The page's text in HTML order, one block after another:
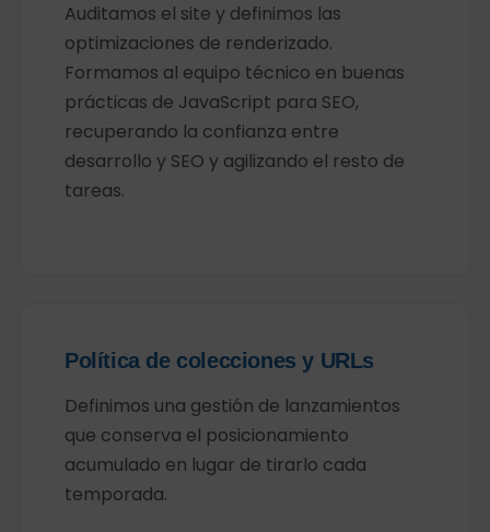
Auditamos el site y definimos las
optimizaciones de renderizado.
Formamos al equipo técnico en buenas
prácticas de JavaScript para SEO,
recuperando la confianza entre
desarrollo y SEO y agilizando el resto de
tareas.
Política de colecciones y URLs
Definimos una gestión de lanzamientos
que conserva el posicionamiento
acumulado en lugar de tirarlo cada
temporada.